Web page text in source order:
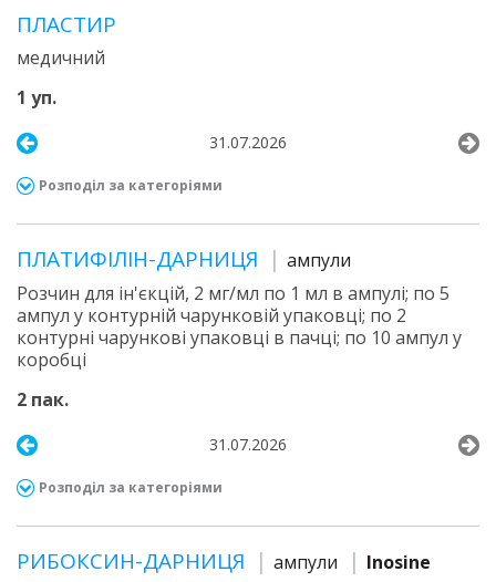
ПЛАСТИР
медичний
1 уп.
31.07.2026
Розподіл за категоріями
ПЛАТИФІЛІН-ДАРНИЦЯ
ампули
Розчин для ін'єкцій, 2 мг/мл по 1 мл в ампулі; по 5
ампул у контурній чарунковій упаковці; по 2
контурні чарункові упаковці в пачці; по 10 ампул у
коробці
2 пак.
31.07.2026
Розподіл за категоріями
РИБОКСИН-ДАРНИЦЯ ампули
Inosine